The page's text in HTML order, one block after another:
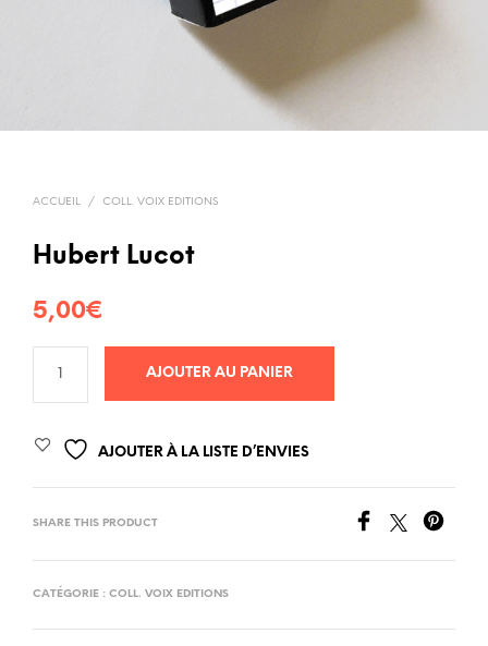
ACCUEIL / COLL. VOIX EDITIONS
Hubert Lucot
5,00€
AJOUTER AU PANIER
AJOUTER À LA LISTE D’ENVIES
SHARE THIS PRODUCT
CATÉGORIE : COLL. VOIX EDITIONS